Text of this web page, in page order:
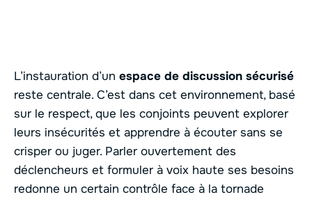
L’instauration d’un espace de discussion sécurisé
reste centrale. C’est dans cet environnement, basé
sur le respect, que les conjoints peuvent explorer
leurs insécurités et apprendre à écouter sans se
crisper ou juger. Parler ouvertement des
déclencheurs et formuler à voix haute ses besoins
redonne un certain contrôle face à la tornade